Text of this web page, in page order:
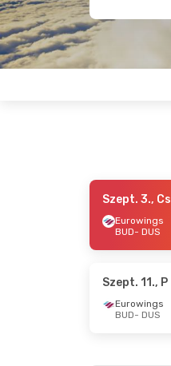
- Szept. 13., V
- Okt. 19., H
Szept. 3., Cs
Eurowings
BUD- DUS
Szept. 11., P
Eurowings
BUD- DUS